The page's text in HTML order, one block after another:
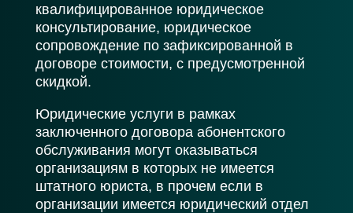
квалифицированное юридическое
консультирование, юридическое
сопровождение по зафиксированной в
договоре стоимости, с предусмотренной
скидкой.
Юридические услуги в рамках
заключенного договора абонентского
обслуживания могут оказываться
организациям в которых не имеется
штатного юриста, в прочем если в
организации имеется юридический отдел